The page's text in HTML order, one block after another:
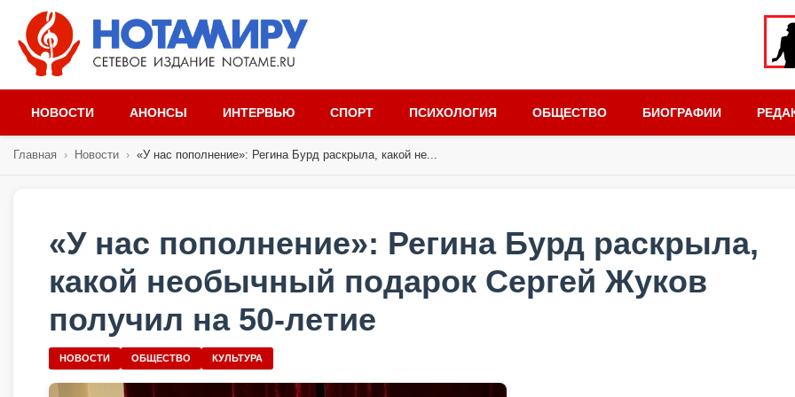
НОВОСТИ АНОНСЫ ИНТЕРВЬЮ СПОРТ ПСИХОЛОГИЯ ОБЩЕСТВО БИОГРАФИИ
Главная › Новости › «У нас пополнение»: Регина Бурд раскрыла, какой не...
«У нас пополнение»: Регина Бурд раскрыла,
какой необычный подарок Сергей Жуков
получил на 50-летие
НОВОСТИ ОБЩЕСТВО КУЛЬТУРА